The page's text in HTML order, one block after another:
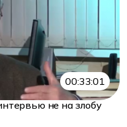
00:33:01
не на злобу